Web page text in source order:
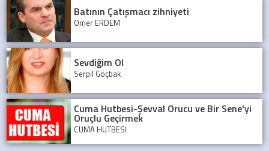
Batının Çatışmacı zihniyeti
Ömer ERDEM
Sevdiğim Ol
Serpil Göçbak
Cuma Hutbesi-Şevval Orucu ve Bir Sene'yi
Oruçlu Geçirmek
CUMA HUTBESİ